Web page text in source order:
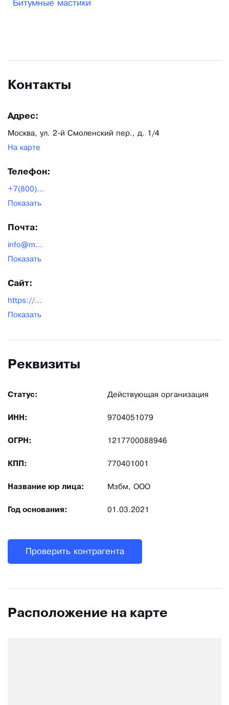
Битумные мастики
Контакты
Адрес:
Москва, ул. 2-й Смоленский пер., д. 1/4
На карте
Телефон:
+7(800)-333-10-28
Показать
Почта:
info@mzbm.ru
Показать
Сайт:
https://mzbm.ru/
Показать
Реквизиты
Статус: Действующая организация
ИНН: 9704051079
ОГРН: 1217700088946
КПП: 770401001
Название юр лица: Мзбм, ООО
Год основания: 01.03.2021
Проверить контрагента
Расположение на карте